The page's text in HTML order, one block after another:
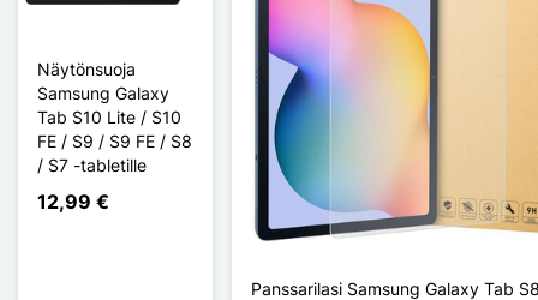
Näytönsuoja
Samsung Galaxy
Tab S10 Lite / S10
FE / S9 / S9 FE / S8
/ S7 -tabletille
12,99 €
Panssarilasi Samsung Galaxy Tab